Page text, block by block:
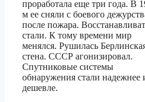
проработала еще три года. В
м ее сняли с боевого
после пожара.
стали. К тому времени мир
менялся. Рушилась
стена. СССР агонизировал.
Спутниковые системы
обнаружения стали надежнее
дешевле.